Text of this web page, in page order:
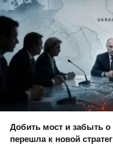
Добить мост и забыть о
перешла к новой